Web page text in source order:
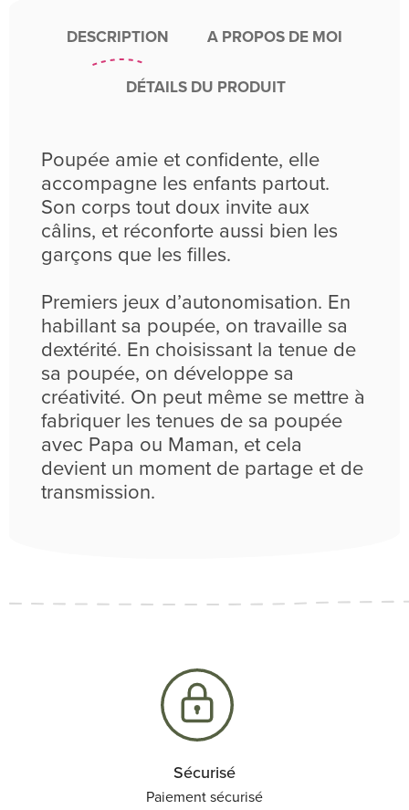
DESCRIPTION A PROPOS DE MOI
DÉTAILS DU PRODUIT
Poupée amie et confidente, elle
accompagne les enfants partout.
Son corps tout doux invite aux
câlins, et réconforte aussi bien les
garçons que les filles.
Premiers jeux d’autonomisation. En
habillant sa poupée, on travaille sa
dextérité. En choisissant la tenue de
sa poupée, on développe sa
créativité. On peut même se mettre à
fabriquer les tenues de sa poupée
avec Papa ou Maman, et cela
devient un moment de partage et de
transmission.
Sécurisé
Paiement sécurisé